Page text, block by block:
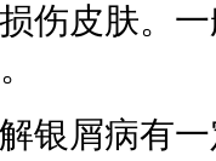
伤皮肤。
银屑病有